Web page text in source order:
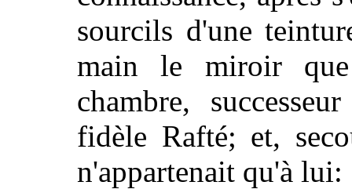
sourcils d'une
main le miroir
chambre,
fidèle Rafté; et,
n'appartenait qu'à lui: